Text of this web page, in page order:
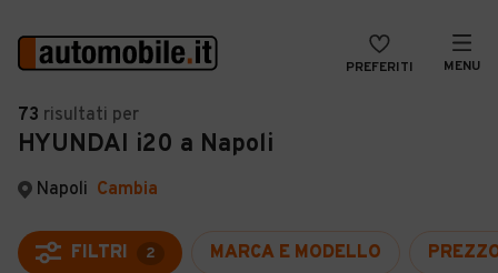
PREFERITI MENU
Auto
Auto usate
Auto Km 0
VENDI
MAGAZINE
ACCEDI
73 risultati per
HYUNDAI i20 a Napoli
Napoli Cambia
FILTRI 2 MARCA E MODELLO